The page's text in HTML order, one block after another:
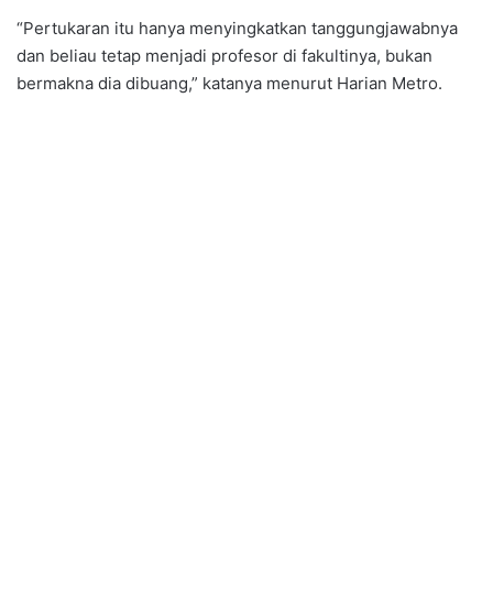
“Pertukaran itu hanya menyingkatkan tanggungjawabnya
dan beliau tetap menjadi profesor di fakultinya, bukan
bermakna dia dibuang,” katanya menurut Harian Metro.